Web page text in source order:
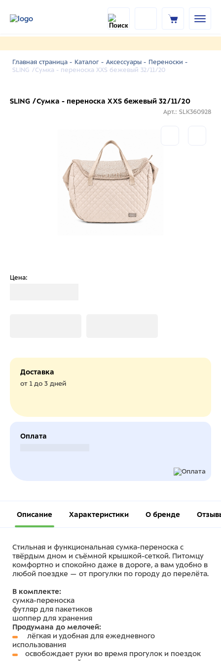
Главная страница - Каталог - Аксессуары - Переноски -
SLING /Сумка - переноска XXS бежевый 32/11/20
SLING /Сумка - переноска XXS бежевый 32/11/20
Арт.: SLK360928
Цена:
Доставка
от 1 до 3 дней
Оплата
Описание Характеристики О бренде
Стильная и функциональная сумка-переноска с
твёрдым дном и съёмной крышкой-сеткой. Питомцу
комфортно и спокойно даже в дороге, а вам удобно в
любой поездке — от прогулки по городу до перелёта.
В комплекте:
сумка-переноска
футляр для пакетиков
шоппер для хранения
Продумана до мелочей:
лёгкая и удобная для ежедневного
использования
освобождает руки во время прогулок и поездок